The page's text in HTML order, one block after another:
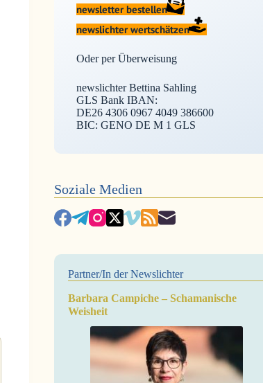
newsletter bestellen
newslichter wertschätzen
Oder per Überweisung
newslichter Bettina Sahling
GLS Bank IBAN:
DE26 4306 0967 4049 386600
BIC: GENO DE M 1 GLS
Soziale Medien
Partner/In der Newslichter
Barbara Campiche – Schamanische
Weisheit